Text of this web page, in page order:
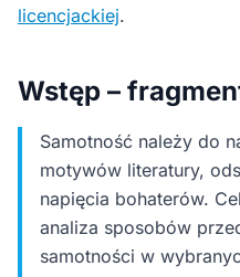
licencjackiej.
Wstęp –
Samotność należy do
motywów literatury,
napięcia bohaterów.
analiza sposobów
samotności w